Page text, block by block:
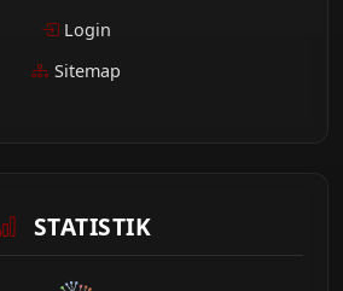
Login
Sitemap
STATISTIK